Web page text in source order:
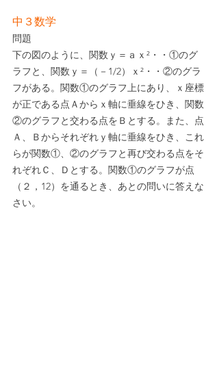
中３数学
問題
下の図のように、関数ｙ＝ａｘ²・・①のグ
ラフと、関数ｙ＝（－1/2）ｘ²・・②のグラ
フがある。関数①のグラフ上にあり、ｘ座標
が正である点Ａからｘ軸に垂線をひき、関数
②のグラフと交わる点をＢとする。また、点
Ａ、Ｂからそれぞれｙ軸に垂線をひき、これ
らが関数①、②のグラフと再び交わる点をそ
れぞれＣ、Ｄとする。関数①のグラフが点
（２，12）を通るとき、あとの問いに答えな
さい。